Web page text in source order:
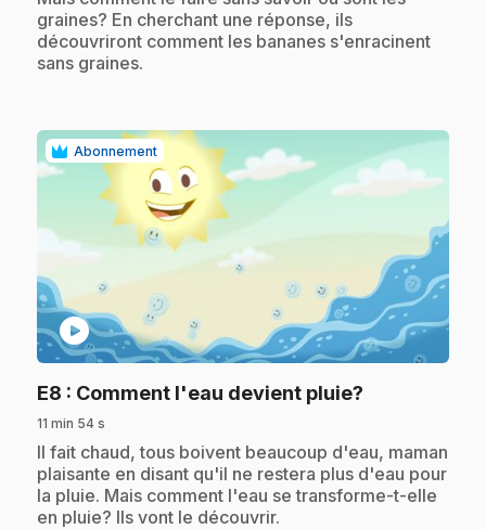
graines? En cherchant une réponse, ils
découvriront comment les bananes s'enracinent
sans graines.
Abonnement
play_circle
E8 : Comment l'eau devient pluie?
11 min 54 s
.Il fait chaud, tous boivent beaucoup d'eau, maman
plaisante en disant qu'il ne restera plus d'eau pour
la pluie. Mais comment l'eau se transforme-t-elle
en pluie? Ils vont le découvrir.